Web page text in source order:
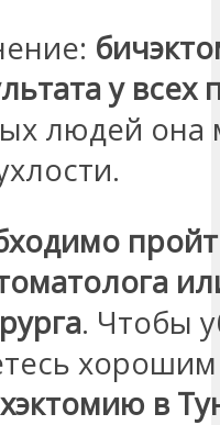
у всех
людей она
. Чтобы
хорошим
в